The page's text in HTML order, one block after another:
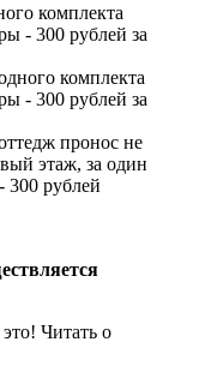
комплекта
- 300 рублей за
комплекта
- 300 рублей за
пронос не
этаж, за один
300 рублей
Читать о